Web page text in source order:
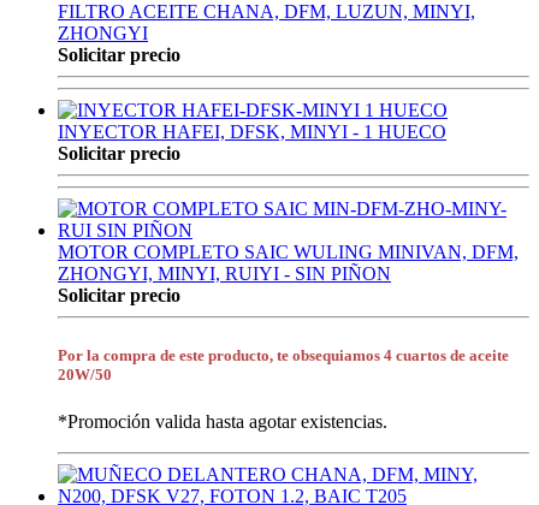
FILTRO ACEITE CHANA, DFM, LUZUN, MINYI,
ZHONGYI
Solicitar precio
INYECTOR HAFEI, DFSK, MINYI - 1 HUECO
Solicitar precio
MOTOR COMPLETO SAIC WULING MINIVAN, DFM,
ZHONGYI, MINYI, RUIYI - SIN PIÑON
Solicitar precio
Por la compra de este producto, te obsequiamos 4 cuartos de aceite
20W/50
*Promoción valida hasta agotar existencias.